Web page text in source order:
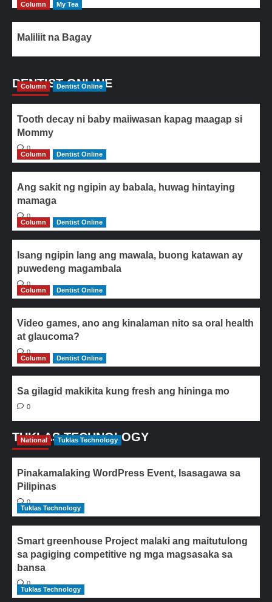
Column My Tea
Maliliit na Bagay
DENTIST ONLINE
Column Dentist Online
Tooth decay ni baby maiiwasan kapag maagap si
Mommy
0
Column
Dentist Online
Ang sakit ng ngipin ay babala, huwag hintaying
mamaga
0
Column
Dentist Online
Isang ngipin lang ang mawala, buong katawan ay
puwedeng magambala
0
Column
Dentist Online
Video games, ano ang kinalaman nito sa oral health
at glaucoma?
0
Column
Dentist Online
Sa gilagid makikita kung fresh ang hininga mo
0
TUKLAS TECHNOLOGY
National Tuklas Technology
Pinakamalaking WordPress Event, Isasagawa sa
Pilipinas
0
Tuklas Technology
Smart greenhouse Project malaki ang maitutulong
sa pagiging competitive ng mga magsasaka sa
bansa
0
Tuklas Technology